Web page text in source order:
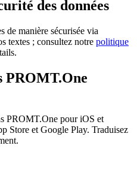
des données
de manière sécurisée via
textes ; consultez notre politique
PROMT.One
PROMT.One pour iOS et
Store et Google Play. Traduisez